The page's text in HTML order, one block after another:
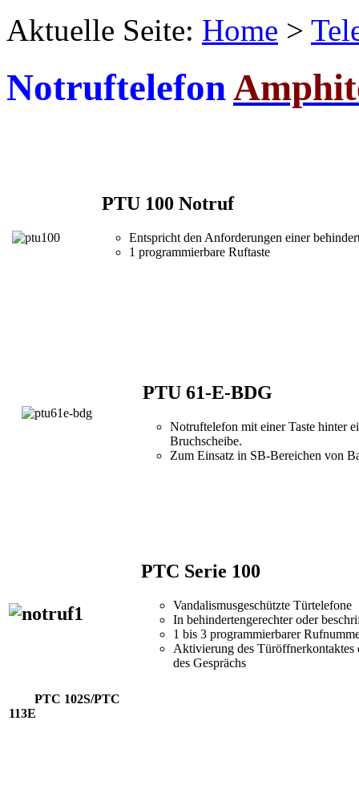
Aktuelle Seite: Home >
Notruftelefon
PTU 100 Notruf
Entspricht den Anforderungen einer
1 programmierbare Ruftaste
PTU 61-E-BDG
Notruftelefon mit einer Taste hinter
Bruchscheibe.
Zum Einsatz in SB-Bereichen von
PTC Serie 100
Vandalismusgeschützte Türtelefone
In behindertengerechter oder
1 bis 3 programmierbarer
Aktivierung des Türöffnerkontaktes
des Gesprächs
PTC 102S/PTC
113E